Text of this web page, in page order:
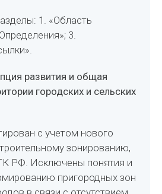
1. «Область
3.
развития и общая
городских и сельских
с учетом нового
зонированию,
РФ. Исключены понятия и
пригородных зон